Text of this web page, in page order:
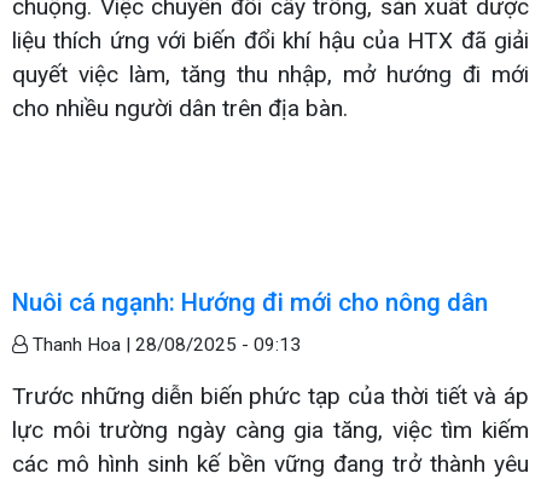
chuộng. Việc chuyển đổi cây trồng, sản xuất dược
liệu thích ứng với biến đổi khí hậu của HTX đã giải
quyết việc làm, tăng thu nhập, mở hướng đi mới
cho nhiều người dân trên địa bàn.
Nuôi cá ngạnh: Hướng đi mới cho nông dân
Thanh Hoa | 28/08/2025 - 09:13
Trước những diễn biến phức tạp của thời tiết và áp
lực môi trường ngày càng gia tăng, việc tìm kiếm
các mô hình sinh kế bền vững đang trở thành yêu